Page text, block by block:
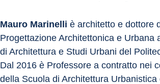
Mauro Marinelli è architetto e dottore
Progettazione Architettonica e Urbana
di Architettura e Studi Urbani del
Dal 2016 è Professore a contratto nei
della Scuola di Architettura Urbanistica